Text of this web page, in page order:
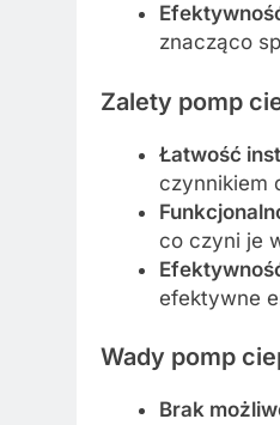
znacząco
Zalety pomp
Łatwość
czynnikiem
co czyni je
efektywne
Wady pomp
Brak